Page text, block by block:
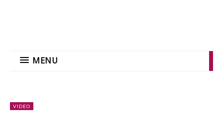
MENU
VIDEO